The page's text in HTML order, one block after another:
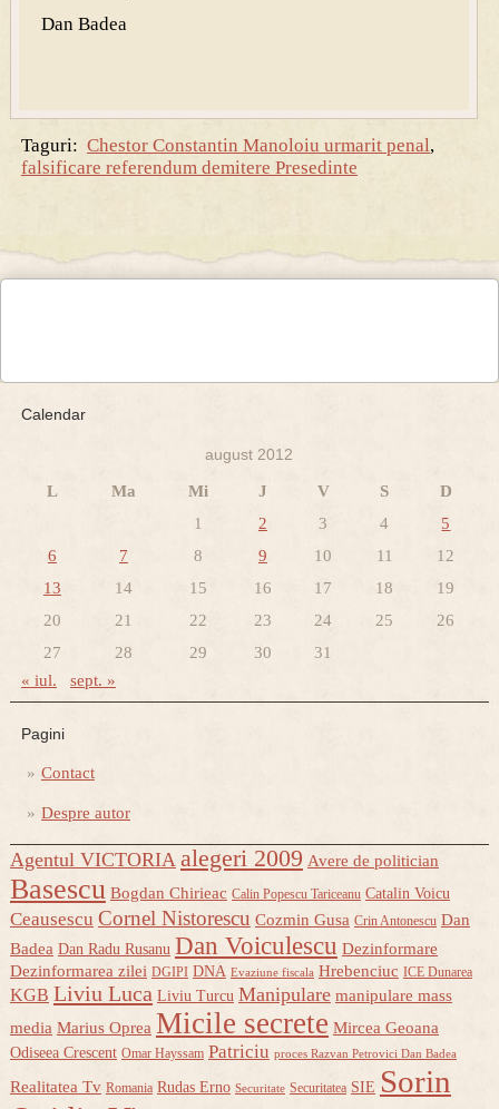
Dan Badea
Taguri: Chestor Constantin Manoloiu urmarit penal,
falsificare referendum demitere Presedinte
Calendar
august 2012
L Ma Mi J V S
D
1
2 3 4
5
6
7 8 9 10 11
12
13
14 15 16 17 18
19
20
21 22 23 24 25
26
27
28 29 30 31
« iul. sept. »
Pagini
Contact
Despre autor
Agentul VICTORIA alegeri 2009 Avere de politician
Basescu Bogdan Chirieac Calin Popescu Tariceanu Catalin Voicu
Ceausescu Cornel Nistorescu Cozmin Gusa Crin Antonescu Dan
Badea Dan Radu Rusanu Dan Voiculescu Dezinformare
Dezinformarea zilei DGIPI DNA Evaziune fiscala Hrebenciuc ICE Dunarea
KGB Liviu Luca Liviu Turcu Manipulare manipulare mass
media Marius Oprea Micile secrete Mircea Geoana
Odiseea Crescent Omar Hayssam Patriciu proces Razvan Petrovici Dan Badea
Realitatea Tv Romania Rudas Erno Securitate Securitatea SIE Sorin